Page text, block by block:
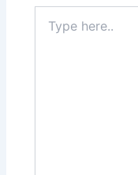
here..